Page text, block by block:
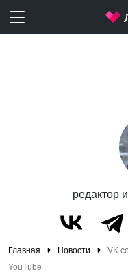
редактор
Главная Новости
VK
YouTube